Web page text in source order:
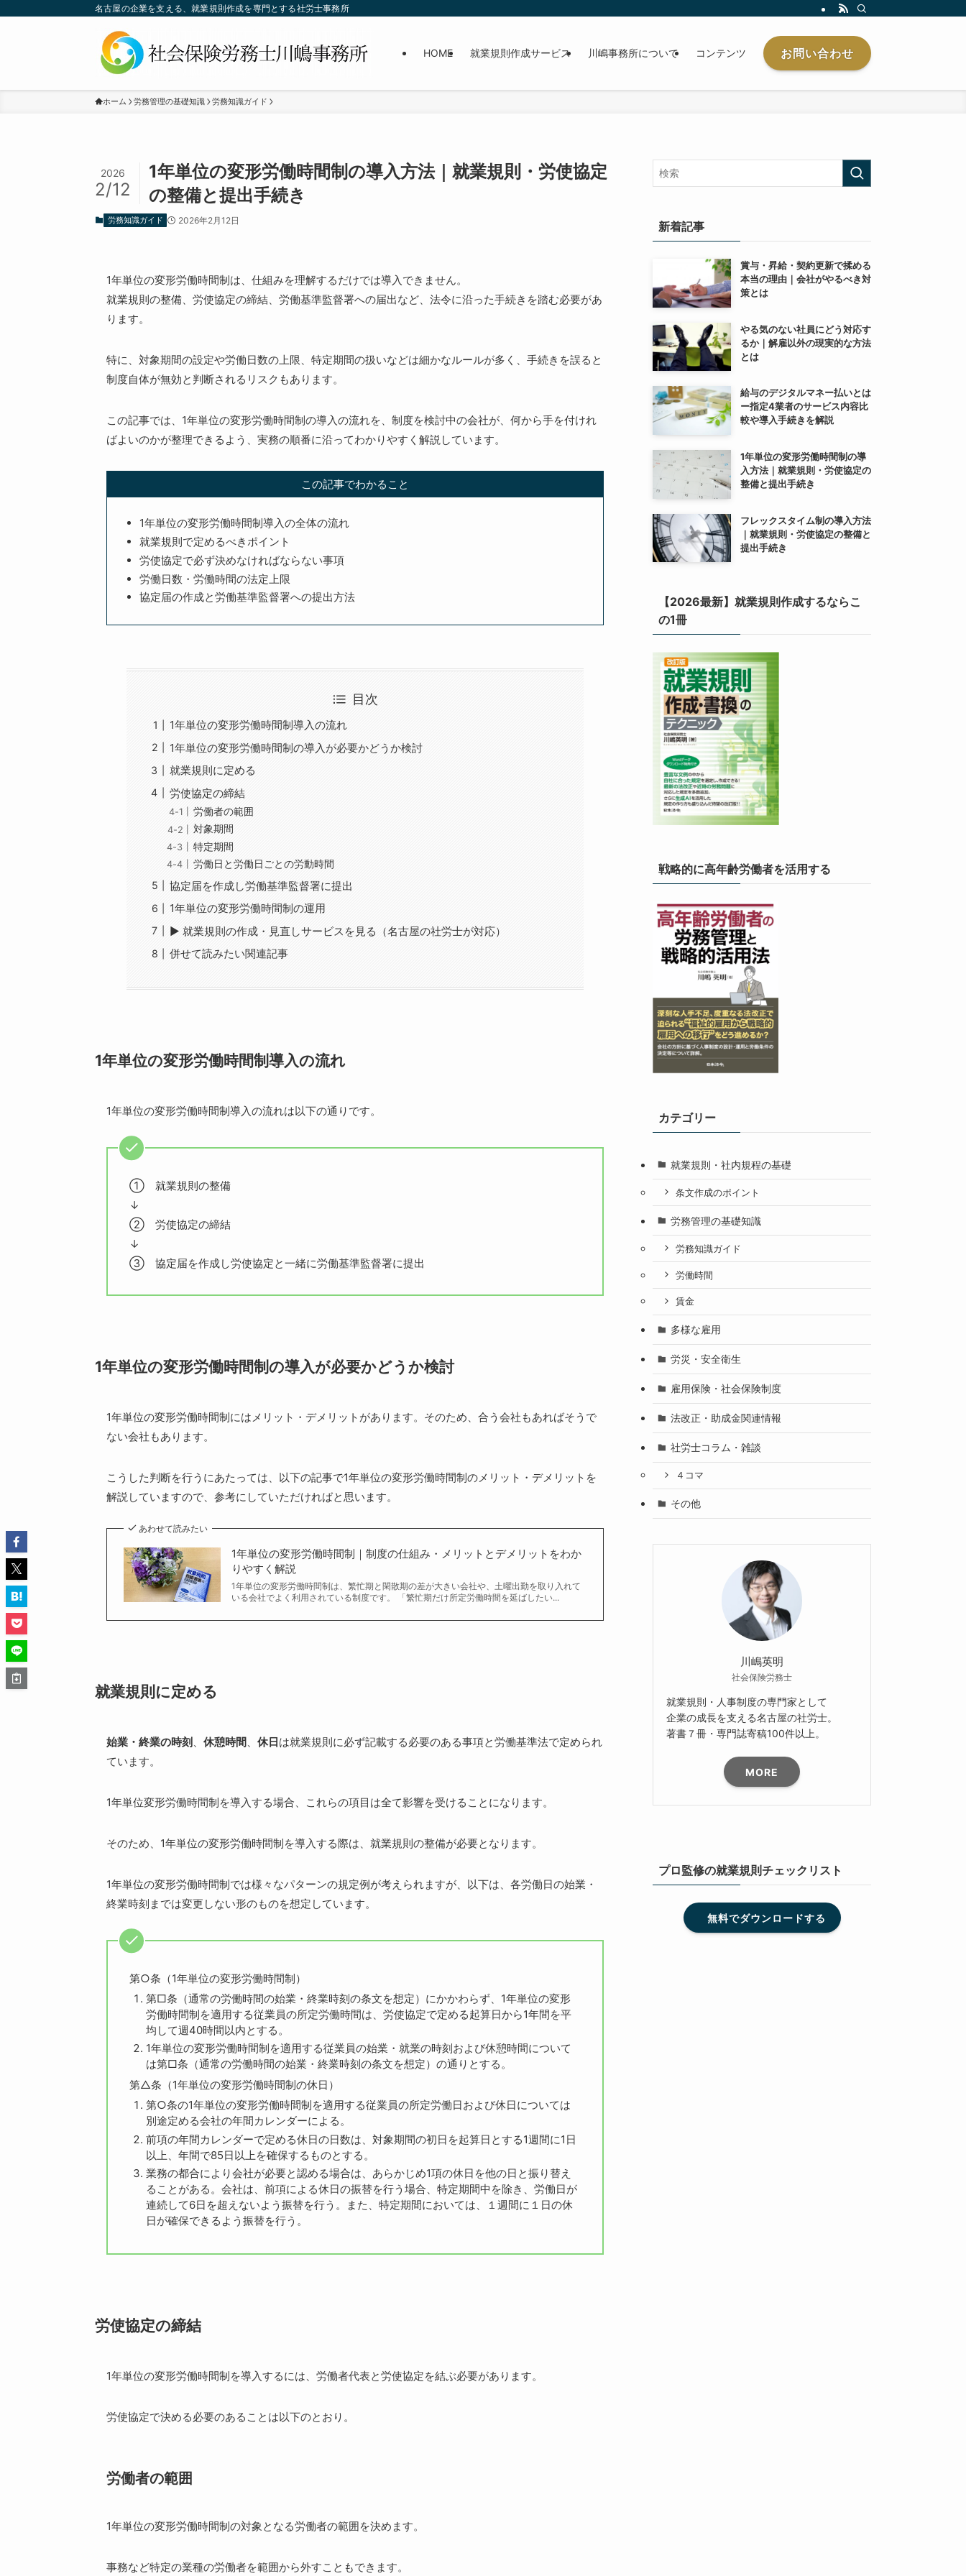
名古屋の企業を支える、就業規則作成を専門とする社労士事務所
HOME 就業規則作成サービス 川嶋事務所について コンテンツ お問い合わせ
ホーム 労務管理の基礎知識 労務知識ガイド
1年単位の変形労働時間制の導入方法｜就業規則・労使協定
の整備と提出手続き
2026
2/12
労務知識ガイド 2026年2月12日
1年単位の変形労働時間制は、仕組みを理解するだけでは導入できません。
就業規則の整備、労使協定の締結、労働基準監督署への届出など、法令に沿った手続きを踏む必要があ
ります。
特に、対象期間の設定や労働日数の上限、特定期間の扱いなどは細かなルールが多く、手続きを誤ると
制度自体が無効と判断されるリスクもあります。
この記事では、1年単位の変形労働時間制の導入の流れを、制度を検討中の会社が、何から手を付けれ
ばよいのかが整理できるよう、実務の順番に沿ってわかりやすく解説しています。
この記事でわかること
1年単位の変形労働時間制導入の全体の流れ
就業規則で定めるべきポイント
労使協定で必ず決めなければならない事項
労働日数・労働時間の法定上限
協定届の作成と労働基準監督署への提出方法
目次
1年単位の変形労働時間制導入の流れ
1年単位の変形労働時間制の導入が必要かどうか検討
就業規則に定める
労使協定の締結
労働者の範囲
対象期間
特定期間
労働日と労働日ごとの労動時間
協定届を作成し労働基準監督署に提出
1年単位の変形労働時間制の運用
▶ 就業規則の作成・見直しサービスを見る（名古屋の社労士が対応）
併せて読みたい関連記事
1年単位の変形労働時間制導入の流れ
1年単位の変形労働時間制導入の流れは以下の通りです。
① 就業規則の整備
↓
② 労使協定の締結
↓
③ 協定届を作成し労使協定と一緒に労働基準監督署に提出
1年単位の変形労働時間制の導入が必要かどうか検討
1年単位の変形労働時間制にはメリット・デメリットがあります。そのため、合う会社もあればそうで
ない会社もあります。
こうした判断を行うにあたっては、以下の記事で1年単位の変形労働時間制のメリット・デメリットを
解説していますので、参考にしていただければと思います。
あわせて読みたい
1年単位の変形労働時間制｜制度の仕組み・メリットとデメリットをわか
りやすく解説
1年単位の変形労働時間制は、繁忙期と閑散期の差が大きい会社や、土曜出勤を取り入れて
いる会社でよく利用されている制度です。 「繁忙期だけ所定労働時間を延ばしたい...
就業規則に定める
始業・終業の時刻、 休憩時間、 休日は就業規則に必ず記載する必要のある事項と労働基準法で定められ
ています。
1年単位変形労働時間制を導入する場合、これらの項目は全て影響を受けることになります。
そのため、1年単位の変形労働時間制を導入する際は、就業規則の整備が必要となります。
1年単位の変形労働時間制では様々なパターンの規定例が考えられますが、以下は、各労働日の始業・
終業時刻までは変更しない形のものを想定しています。
第○条（1年単位の変形労働時間制）
第□条（通常の労働時間の始業・終業時刻の条文を想定）にかかわらず、 1年単位の変形
労働時間制を適用する従業員の所定労働時間は、労使協定で定める起算日から1年間を平
均して週40時間以内とする。
1年単位の変形労働時間制を適用する従業員の始業・就業の時刻および休憩時間について
は第□条（通常の労働時間の始業・終業時刻の条文を想定）の通りとする。
第△条（1年単位の変形労働時間制の休日）
第○条の1年単位の変形労働時間制を適用する従業員の所定労働日および休日については
別途定める会社の年間カレンダーによる。
前項の年間カレンダーで定める休日の日数は、対象期間の初日を起算日とする1週間に1 日
以上、年間で85日以上を確保するものとする。
業務の都合により会社が必要と認める場合は、あらかじめ1項の休日を他の日と振り替え
ることがある。会社は、前項による休日の振替を行う場合、特定期間中を除き、労働日が
連続して6日を超えないよう振替を行う。また、特定期間においては、１週間に１日の休
日が確保できるよう振替を行う。
労使協定の締結
1年単位の変形労働時間制を導入するには、労働者代表と労使協定を結ぶ必要があります。
労使協定で決める必要のあることは以下のとおり。
労働者の範囲
1年単位の変形労働時間制の対象となる労働者の範囲を決めます。
事務など特定の業種の労働者を範囲から外すこともできます。
新着記事
賞与・昇給・契約更新で揉める
本当の理由｜会社がやるべき対
策とは
やる気のない社員にどう対応す
るか｜解雇以外の現実的な方法
とは
給与のデジタルマネー払いとは
ー指定4業者のサービス内容比
較や導入手続きを解説
1年単位の変形労働時間制の導
入方法｜就業規則・労使協定の
整備と提出手続き
フレックスタイム制の導入方法
｜就業規則・労使協定の整備と
提出手続き
【2026最新】就業規則作成するならこ
の1冊
戦略的に高年齢労働者を活用する
カテゴリー
就業規則・社内規程の基礎
条文作成のポイント
労務管理の基礎知識
労務知識ガイド
労働時間
賃金
多様な雇用
労災・安全衛生
雇用保険・社会保険制度
法改正・助成金関連情報
社労士コラム・雑談
４コマ
その他
川嶋英明
社会保険労務士
就業規則・人事制度の専門家として
企業の成長を支える名古屋の社労士。
著書７冊・専門誌寄稿100件以上。
MORE
プロ監修の就業規則チェックリスト
無料でダウンロードする